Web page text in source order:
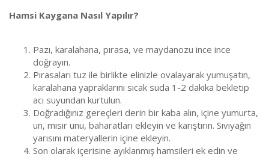
Hamsi Kaygana Nasıl Yapılır?
Pazı, karalahana, pırasa, ve maydanozu ince ince
doğrayın.
Pırasaları tuz ile birlikte elinizle ovalayarak yumuşatın,
karalahana yapraklarını sıcak suda 1-2 dakika bekletip
acı suyundan kurtulun.
Doğradığınız gereçleri derin bir kaba alın, içine yumurta,
un, mısır unu, baharatları ekleyin ve karıştırın. Sıvıyağın
yarısını materyallerin içine ekleyin.
Son olarak içerisine ayıklanmış hamsileri ek edin ve